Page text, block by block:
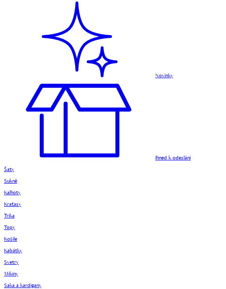
Novinky
Ihned k odeslání
Šaty
Sukně
Kalhoty
Kraťasy
Trika
Topy
Košile
Kabátky
Svetry
Mikiny
Saka a kardigany